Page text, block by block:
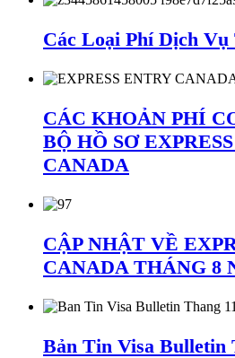
Các Loại Phí Dịch
CÁC KHOẢN PHÍ
BỘ HỒ SƠ
CANADA
CẬP NHẬT VỀ
CANADA THÁNG 8
Bản Tin Visa Bulletin